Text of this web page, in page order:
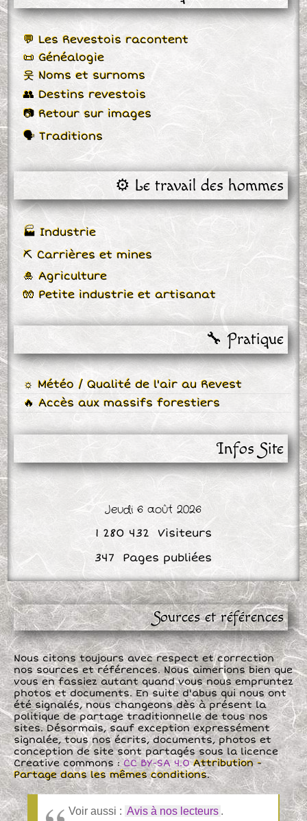
💬 Les Revestois racontent
📜 Généalogie
웃 Noms et surnoms
👥 Destins revestois
📷 Retour sur images
🗣 Traditions
⚙️ Le travail des hommes
🏭 Industrie
⛏ Carrières et mines
🎍 Agriculture
🧤 Petite industrie et artisanat
🔧 Pratique
☼ Météo / Qualité de l'air au Revest
🔥 Accès aux massifs forestiers
Infos Site
Jeudi 6 août 2026
Sources et références
Nous citons toujours avec respect et correction
nos sources et références. Nous aimerions bien que
vous en fassiez autant quand vous nous empruntez
photos et documents. En suite d'abus qui nous ont
été signalés, nous changeons dès à présent la
politique de partage traditionnelle de tous nos
sites. Désormais, sauf exception expressément
signalée, tous nos écrits, documents, photos et
conception de site sont partagés sous la licence
Creative commons :CC BY-SA 4.0Attribution -
Partage dans les mêmes conditions.
Voir aussi : Avis à nos lecteurs .